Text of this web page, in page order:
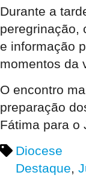
Durante a
peregrinação,
e informação
momentos da
O encontro
preparação
Fátima para o
Diocese
Destaque,